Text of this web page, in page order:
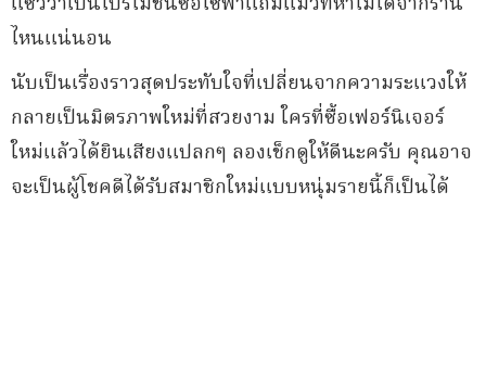
ไหนแน่นอน
นับเป็นเรื่องราวสุดประทับใจที่เปลี่ยนจากความระแวงให้
กลายเป็นมิตรภาพใหม่ที่สวยงาม ใครที่ซื้อเฟอร์นิเจอร์
ใหม่แล้วได้ยินเสียงแปลกๆ ลองเช็กดูให้ดีนะครับ คุณอาจ
จะเป็นผู้โชคดีได้รับสมาชิกใหม่แบบหนุ่มรายนี้ก็เป็นได้